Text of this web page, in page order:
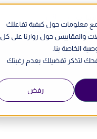
معلومات حول كيفية تفاعلك
والمقاييس حول زوارنا على كل
الخاصة بنا.
لتذكر تفضيلك بعدم رغبتك
رفض
English